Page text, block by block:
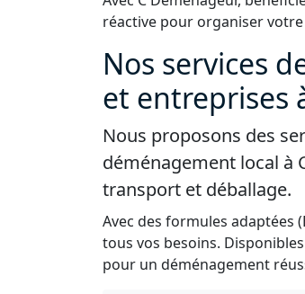
réactive pour organiser
Nos services
et entreprises
Nous proposons des
déménagement local à
transport et déballage.
Avec des formules adaptées
tous vos besoins.
pour un déménagement